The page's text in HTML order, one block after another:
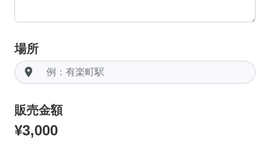
場所
room
販売金額
¥3,000